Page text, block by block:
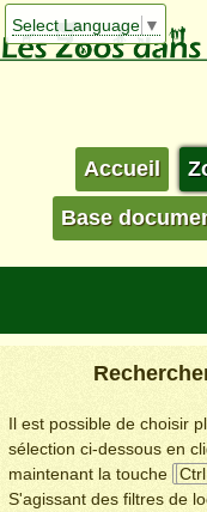
Select Language ▼
Accueil
Base
Il est possible de choisir
sélection ci-dessous en
maintenant la touche
Ctrl
S'agissant des filtres de